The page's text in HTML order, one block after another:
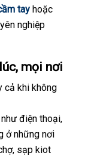
tay hoặc
nghiệp
mọi nơi
cả khi không
điện thoại,
ở những nơi
sạp kiot